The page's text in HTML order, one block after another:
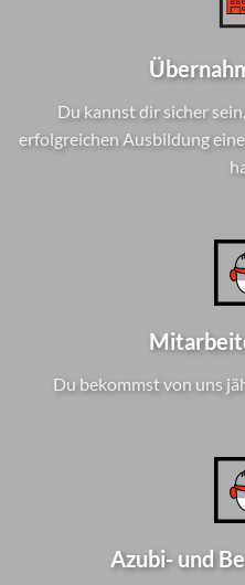
Du kannst dir sicher
erfolgreichen Ausbildung
Du bekommst von uns
Azubi- und